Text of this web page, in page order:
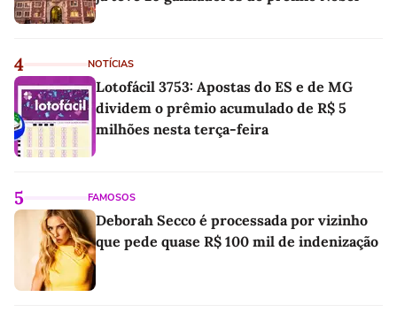
4 NOTÍCIAS
Lotofácil 3753: Apostas do ES e de MG
dividem o prêmio acumulado de R$ 5
milhões nesta terça-feira
5 FAMOSOS
Deborah Secco é processada por vizinho
que pede quase R$ 100 mil de indenização